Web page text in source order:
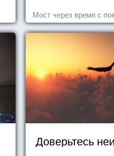
Мост через время с
Доверьтесь